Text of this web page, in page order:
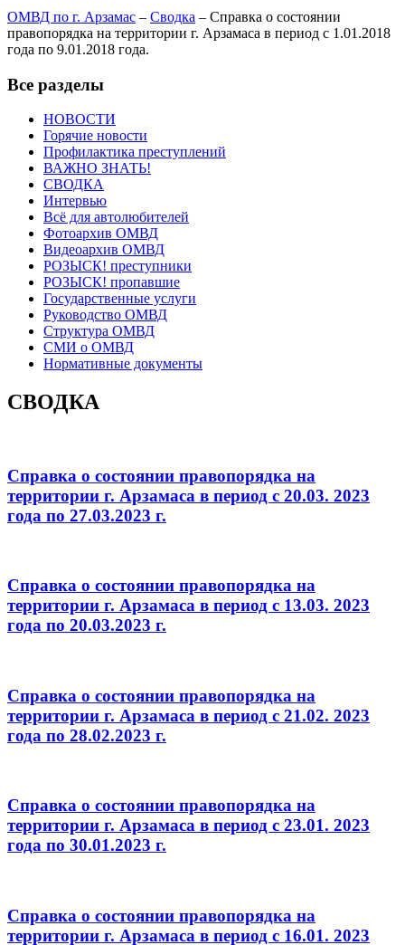
ОМВД по г. Арзамас – Сводка – Справка о состоянии
правопорядка на территории г. Арзамаса в период с 1.01.2018
года по 9.01.2018 года.
Все разделы
НОВОСТИ
Горячие новости
Профилактика преступлений
ВАЖНО ЗНАТЬ!
СВОДКА
Интервью
Всё для автолюбителей
Фотоархив ОМВД
Видеоархив ОМВД
РОЗЫСК! преступники
РОЗЫСК! пропавшие
Государственные услуги
Руководство ОМВД
Структура ОМВД
СМИ о ОМВД
Нормативные документы
СВОДКА
Справка о состоянии правопорядка на
территории г. Арзамаса в период с 20.03. 2023
года по 27.03.2023 г.
Справка о состоянии правопорядка на
территории г. Арзамаса в период с 13.03. 2023
года по 20.03.2023 г.
Справка о состоянии правопорядка на
территории г. Арзамаса в период с 21.02. 2023
года по 28.02.2023 г.
Справка о состоянии правопорядка на
территории г. Арзамаса в период с 23.01. 2023
года по 30.01.2023 г.
Справка о состоянии правопорядка на
территории г. Арзамаса в период с 16.01. 2023